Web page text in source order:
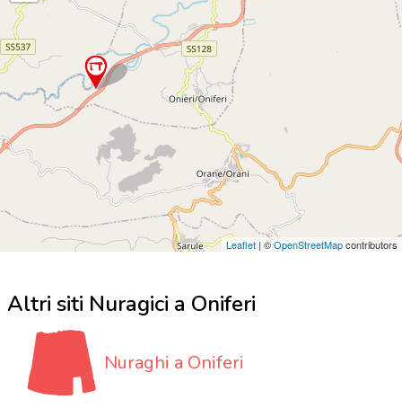
Leaflet | ©OpenStreetMapcontributors
Altri siti Nuragici a Oniferi
Nuraghi a Oniferi